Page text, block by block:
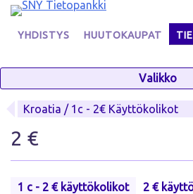
Skip
contentYHDISTYS HUUTOKAUPAT
Valikko
Kroatia / 1c - 2€ Käyttökolikot
2 €
1 c - 2 € käyttökolikot 2 €